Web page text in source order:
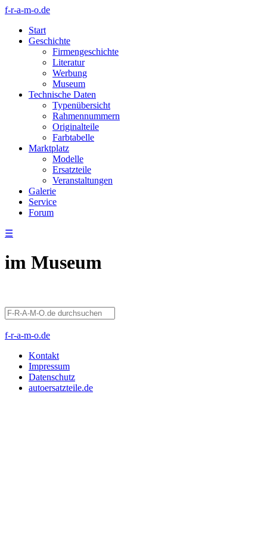
f-r-a-m-o.de
Start
Geschichte
Firmengeschichte
Literatur
Werbung
Museum
Technische Daten
Typenübersicht
Rahmennummern
Originalteile
Farbtabelle
Marktplatz
Modelle
Ersatzteile
Veranstaltungen
Galerie
Service
Forum
☰
im Museum
f-r-a-m-o.de
Kontakt
Impressum
Datenschutz
autoersatzteile.de